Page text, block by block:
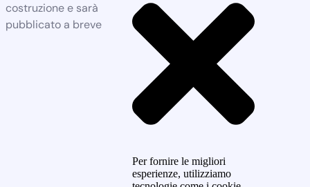
costruzione e sarà
pubblicato a breve
Per fornire le migliori
esperienze, utilizziamo